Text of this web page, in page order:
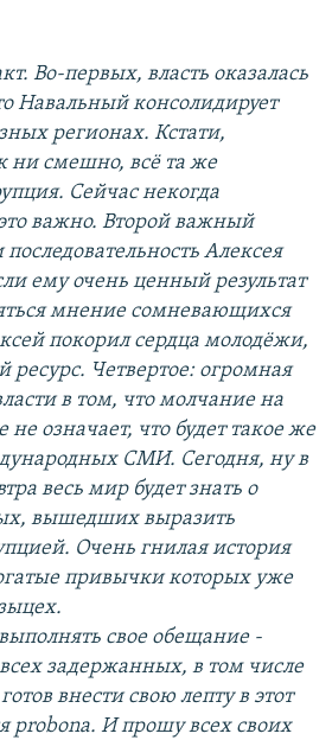
Во-первых, власть оказалась
Навальный консолидирует
регионах. Кстати,
ни смешно, всё та же
Сейчас некогда
важно. Второй важный
Алексея
ему очень ценный результат
мнение сомневающихся
покорил сердца молодёжи,
ресурс. Четвертое: огромная
в том, что молчание на
не означает, что будет такое же
СМИ. Сегодня, ну в
весь мир будет знать о
вышедших выразить
Очень гнилая история
привычки которых уже
свое обещание -
задержанных, в том числе
внести свою лепту в этот
probona. И прошу всех своих